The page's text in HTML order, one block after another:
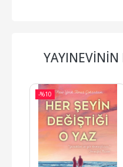
YAYINEVININ
-%10